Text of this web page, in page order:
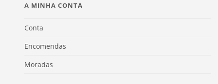
A MINHA CONTA
Conta
Encomendas
Moradas